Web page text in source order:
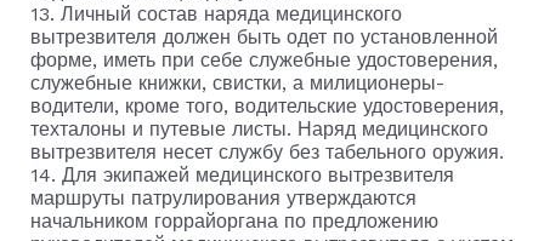
13. Личный состав наряда медицинского
вытрезвителя должен быть одет по установленной
форме, иметь при себе служебные удостоверения,
служебные книжки, свистки, а милиционеры-
водители, кроме того, водительские удостоверения,
техталоны и путевые листы. Наряд медицинского
вытрезвителя несет службу без табельного оружия.
14. Для экипажей медицинского вытрезвителя
маршруты патрулирования утверждаются
начальником горрайоргана по предложению